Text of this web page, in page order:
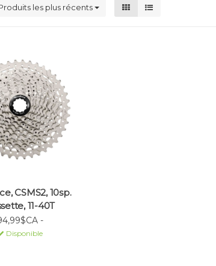
les plus récents
CSMS2, 10sp.
11-40T
-
Disponible